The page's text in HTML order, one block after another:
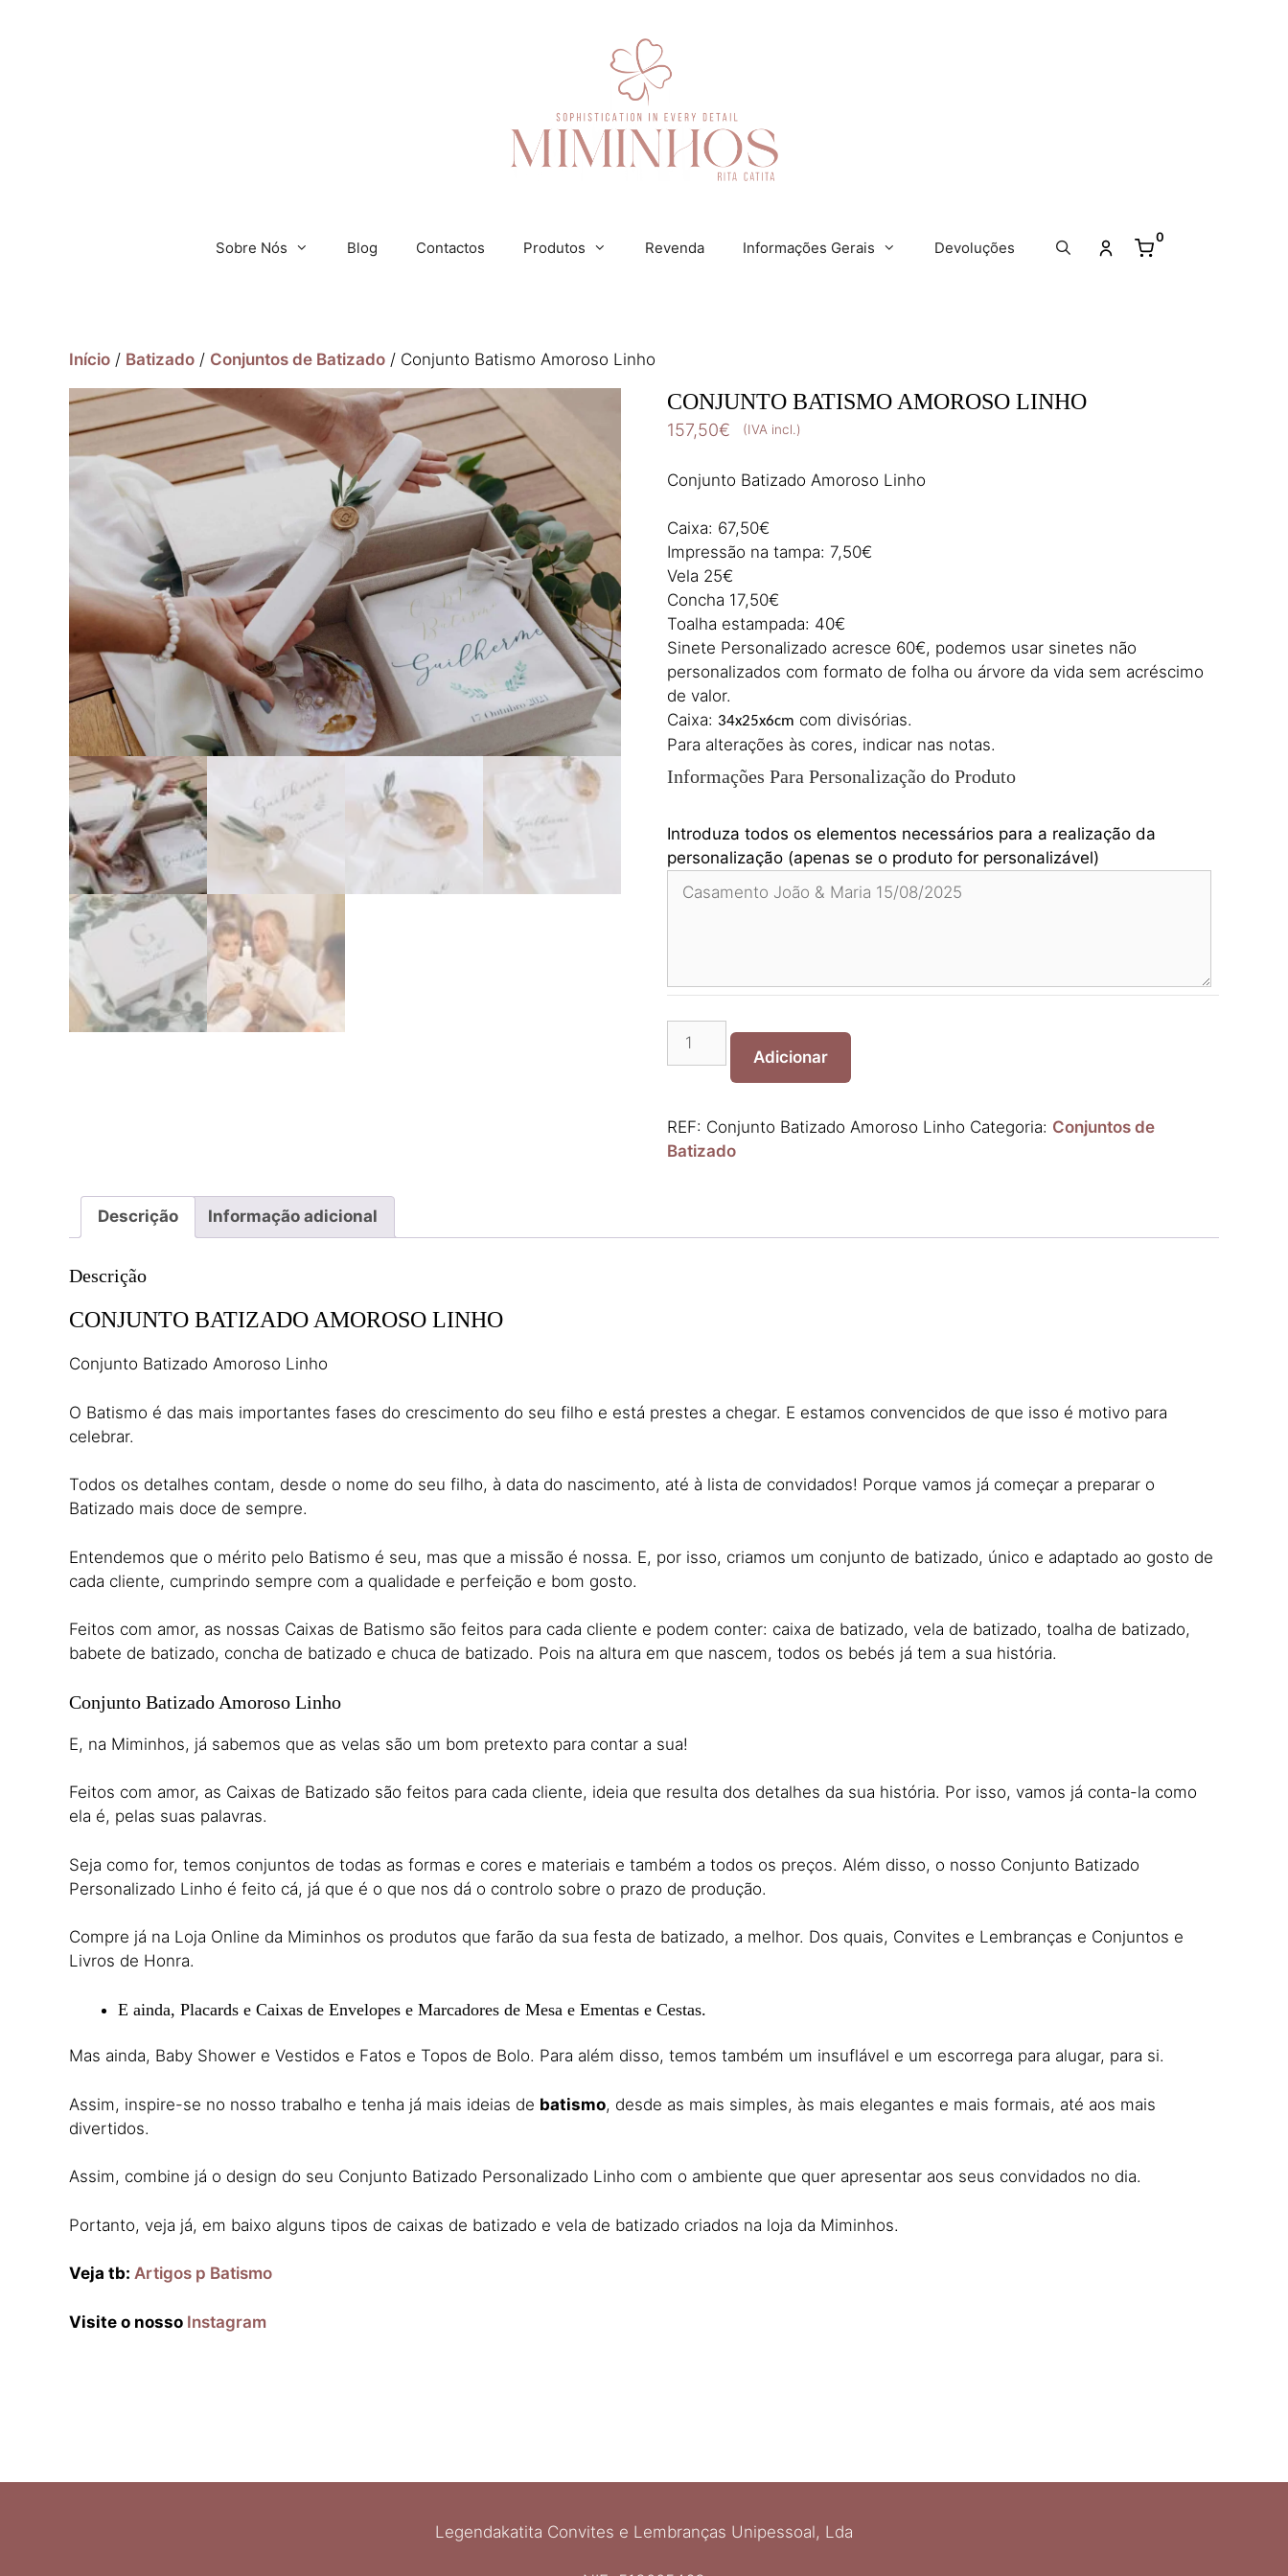
0
Sobre Nós Blog Contactos Produtos Revenda Informações Gerais Devoluções
Início / Batizado / Conjuntos de Batizado / Conjunto Batismo Amoroso Linho
CONJUNTO BATISMO AMOROSO LINHO
157,50€ (IVA incl.)
Conjunto Batizado Amoroso Linho
Caixa: 67,50€
Impressão na tampa: 7,50€
Vela 25€
Concha 17,50€
Toalha estampada: 40€
Sinete Personalizado acresce 60€, podemos usar sinetes não
personalizados com formato de folha ou árvore da vida sem acréscimo
de valor.
Caixa: 34x25x6cm com divisórias.
Para alterações às cores, indicar nas notas.
Informações Para Personalização do Produto
Introduza todos os elementos necessários para a realização da
personalização (apenas se o produto for personalizável)
Quantidade
Conjunto
Amoroso
Linho
Adicionar
REF: Conjunto Batizado Amoroso Linho Categoria: Conjuntos de
Batizado
Descrição Informação adicional
Descrição
CONJUNTO BATIZADO AMOROSO LINHO
Conjunto Batizado Amoroso Linho
O Batismo é das mais importantes fases do crescimento do seu filho e está prestes a chegar. E estamos convencidos de que isso é motivo para
celebrar.
Todos os detalhes contam, desde o nome do seu filho, à data do nascimento, até à lista de convidados! Porque vamos já começar a preparar o
Batizado mais doce de sempre.
Entendemos que o mérito pelo Batismo é seu, mas que a missão é nossa. E, por isso, criamos um conjunto de batizado, único e adaptado ao gosto de
cada cliente, cumprindo sempre com a qualidade e perfeição e bom gosto.
Feitos com amor, as nossas Caixas de Batismo são feitos para cada cliente e podem conter: caixa de batizado, vela de batizado, toalha de batizado,
babete de batizado, concha de batizado e chuca de batizado. Pois na altura em que nascem, todos os bebés já tem a sua história.
Conjunto Batizado Amoroso Linho
E, na Miminhos, já sabemos que as velas são um bom pretexto para contar a sua!
Feitos com amor, as Caixas de Batizado são feitos para cada cliente, ideia que resulta dos detalhes da sua história. Por isso, vamos já conta-la como
ela é, pelas suas palavras.
Seja como for, temos conjuntos de todas as formas e cores e materiais e também a todos os preços. Além disso, o nosso Conjunto Batizado
Personalizado Linho é feito cá, já que é o que nos dá o controlo sobre o prazo de produção.
Compre já na Loja Online da Miminhos os produtos que farão da sua festa de batizado, a melhor. Dos quais, Convites e Lembranças e Conjuntos e
Livros de Honra.
E ainda, Placards e Caixas de Envelopes e Marcadores de Mesa e Ementas e Cestas.
Mas ainda, Baby Shower e Vestidos e Fatos e Topos de Bolo. Para além disso, temos também um insuflável e um escorrega para alugar, para si.
Assim, inspire-se no nosso trabalho e tenha já mais ideias de batismo, desde as mais simples, às mais elegantes e mais formais, até aos mais
divertidos.
Assim, combine já o design do seu Conjunto Batizado Personalizado Linho com o ambiente que quer apresentar aos seus convidados no dia.
Portanto, veja já, em baixo alguns tipos de caixas de batizado e vela de batizado criados na loja da Miminhos.​
Veja tb: Artigos p Batismo
Visite o nosso Instagram
Legendakatita Convites e Lembranças Unipessoal, Lda